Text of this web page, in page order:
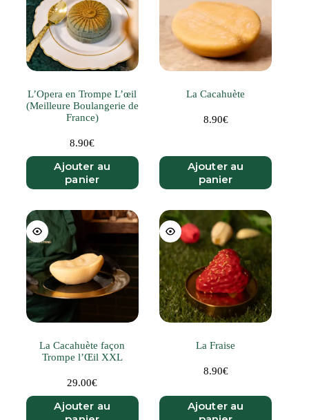
L’Opera en Trompe L’œil
(Meilleure Boulangerie de
France)
8.90€
Ajouter au
panier
La Cacahuète
8.90€
Ajouter au
panier
La Cacahuète façon
Trompe l’Œil XXL
29.00€
Ajouter au
La Fraise
8.90€
Ajouter au